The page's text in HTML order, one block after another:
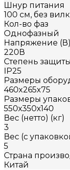
Шнур питания
100 см, без
Кол-во фаз
Однофазный
Напряжение (В)
220В
Степень
IP25
Размеры
460x265x75
Размеры
550х350х140
Вес (нетто) (кг)
3
Вес (с
5
Страна
Китай